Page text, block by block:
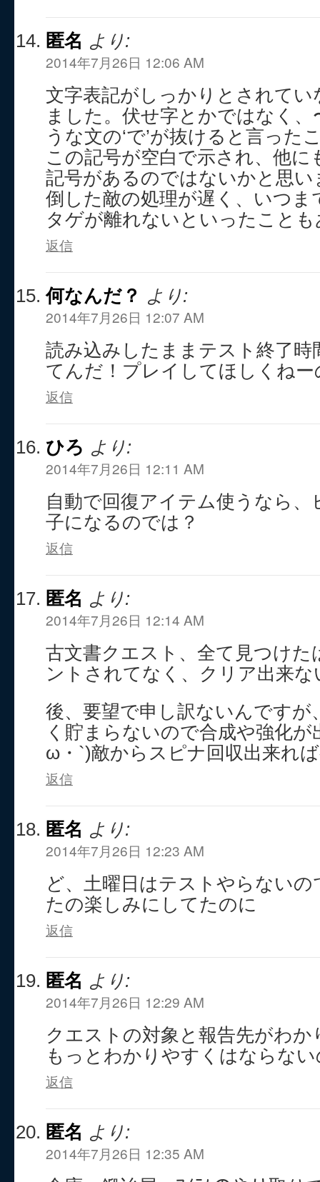
匿名 より:
2014年7月26日 12:06 AM
文字表記がしっかりとされて
ました。伏せ字とかではなく
うな文の‘で’が抜けると言っ
この記号が空白で示され、他に
記号があるのではないかと思
倒した敵の処理が遅く、いつま
タゲが離れないといったこと
返信
何なんだ？ より:
2014年7月26日 12:07 AM
読み込みしたままテスト終了時
てんだ！プレイしてほしくねー
返信
ひろ より:
2014年7月26日 12:11 AM
自動で回復アイテム使うなら
子になるのでは？
返信
匿名 より:
2014年7月26日 12:14 AM
古文書クエスト、全て見つけた
ントされてなく、クリア出来な
後、要望で申し訳ないんですが
く貯まらないので合成や強化が
ω・`)敵からスピナ回収出来れ
返信
匿名 より:
2014年7月26日 12:23 AM
ど、土曜日はテストやらない
たの楽しみにしてたのに
返信
匿名 より:
2014年7月26日 12:29 AM
クエストの対象と報告先がわ
もっとわかりやすくはならな
返信
匿名 より:
2014年7月26日 12:35 AM